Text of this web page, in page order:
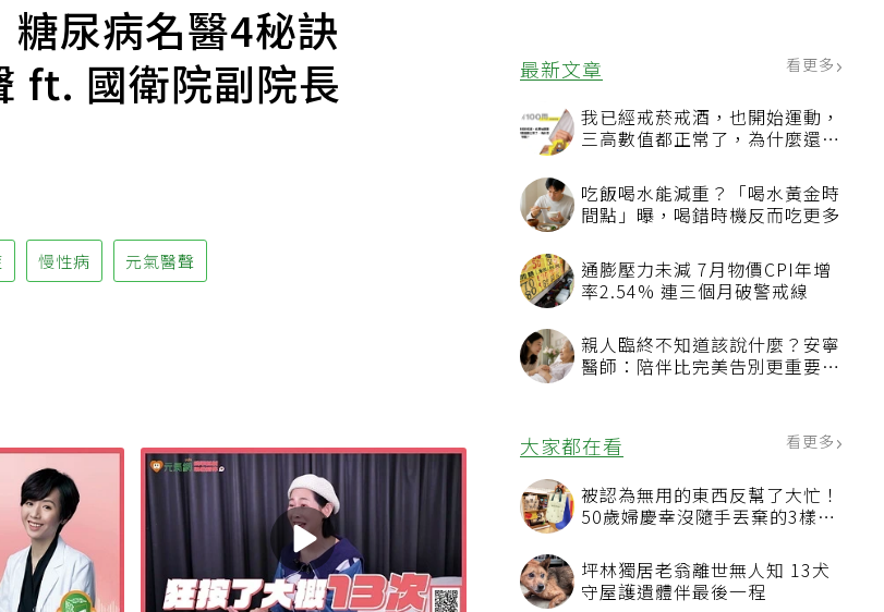
最新文章 看更多
我已經戒菸戒酒，也開始運動，
三高數值都正常了，為什麼還不
吃飯喝水能減重？「喝水黃金時
間點」曝，喝錯時機反而吃更多
通膨壓力未減 7月物價CPI年增
率2.54% 連三個月破警戒線
親人臨終不知道該說什麼？安寧
醫師：陪伴比完美告別更重要，
大家都在看 看更多
被認為無用的東西反幫了大忙！
50歲婦慶幸沒隨手丟棄的3樣物
坪林獨居老翁離世無人知 13犬
守屋護遺體伴最後一程
尿病名醫4秘訣
ft. 國衛院副院長
慢性病 元氣醫聲